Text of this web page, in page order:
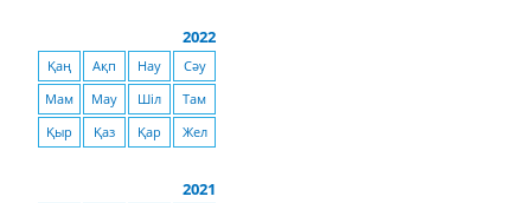
2022
Қаң Ақп Нау
Сәу
Мам
Мау Шіл
Там
Қыр
Қаз Қар Жел
2021